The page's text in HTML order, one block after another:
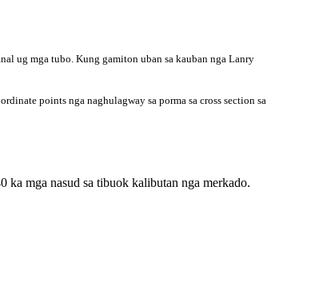
ug mga tubo. Kung gamiton uban sa kauban nga Lanry
points nga naghulagway sa porma sa cross section sa
ka mga nasud sa tibuok kalibutan nga merkado.